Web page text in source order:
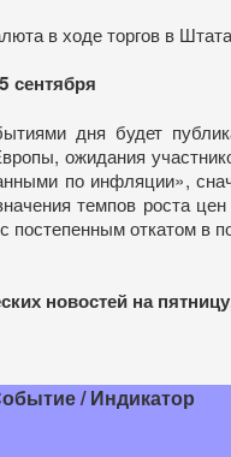
в ходе торгов в
сентября
дня будет
ожидания
по инфляции»,
темпов роста
постепенным откатом в
новостей на
/ Индикатор